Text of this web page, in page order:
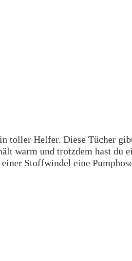
toller Helfer. Diese Tücher
warm und trotzdem hast du
Stoffwindel eine